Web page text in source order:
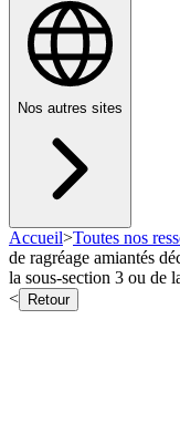
Nos autres sites
Accueil>Toutes nos
de ragréage amiantés
la sous-section 3 ou de
<
Retour